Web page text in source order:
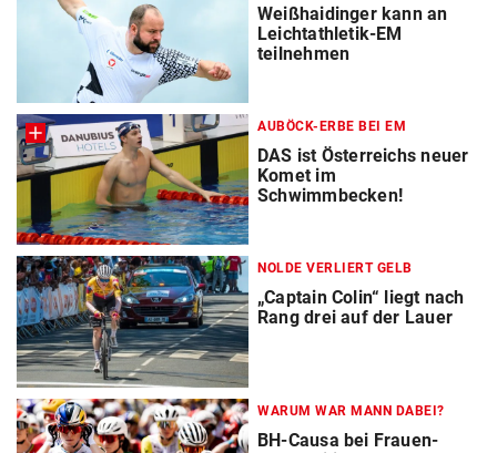
Weißhaidinger kann an
Leichtathletik-EM
teilnehmen
AUBÖCK-ERBE BEI EM
DAS ist Österreichs neuer
Komet im
Schwimmbecken!
NOLDE VERLIERT GELB
„Captain Colin“ liegt nach
Rang drei auf der Lauer
WARUM WAR MANN DABEI?
BH-Causa bei Frauen-